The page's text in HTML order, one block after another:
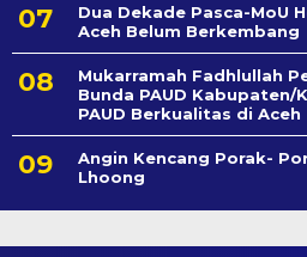
Dua Dekade Pasca-MoU
Aceh Belum Berkembang
Mukarramah Fadhlullah
Bunda PAUD Kabupaten/
PAUD Berkualitas di Aceh
Angin Kencang Porak-
Lhoong